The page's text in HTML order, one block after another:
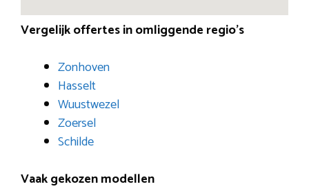
Vergelijk offertes in omliggende regio’s
Zonhoven
Hasselt
Wuustwezel
Zoersel
Schilde
Vaak gekozen modellen